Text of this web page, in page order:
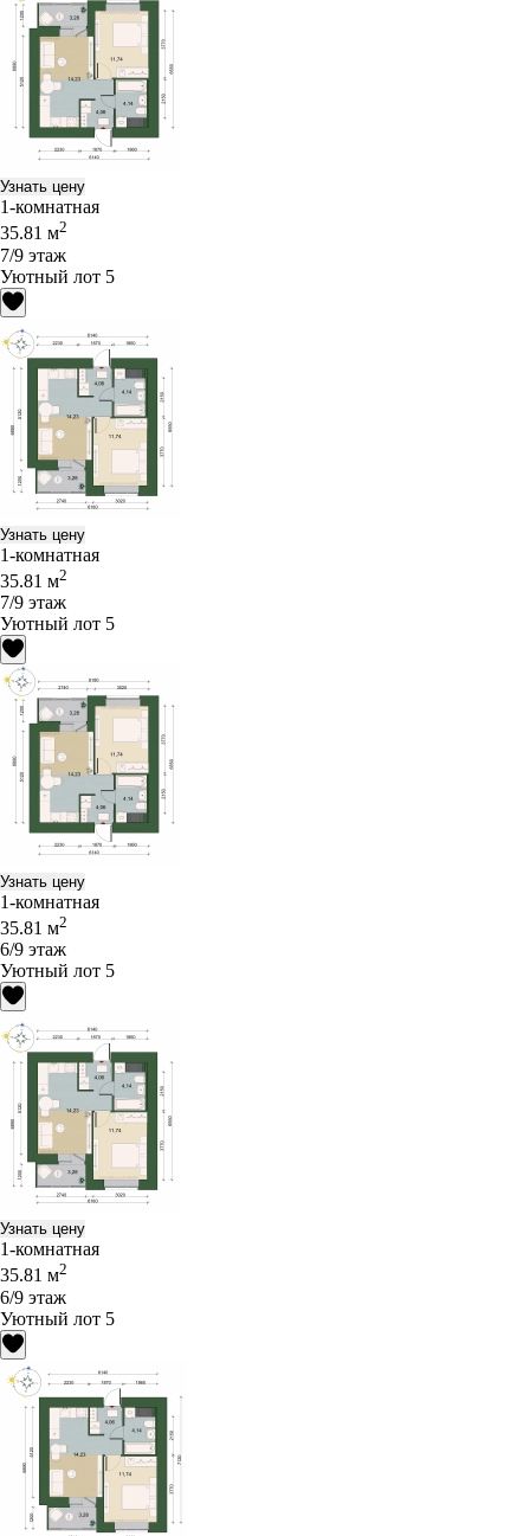
Узнать цену
1-комнатная
35.81 м2
7/9 этаж
Уютный лот 5
Узнать цену
1-комнатная
35.81 м2
7/9 этаж
Уютный лот 5
Узнать цену
1-комнатная
35.81 м2
6/9 этаж
Уютный лот 5
Узнать цену
1-комнатная
35.81 м2
6/9 этаж
Уютный лот 5